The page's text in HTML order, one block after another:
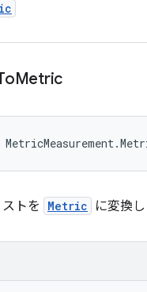
Metric
トを Metric に変換し